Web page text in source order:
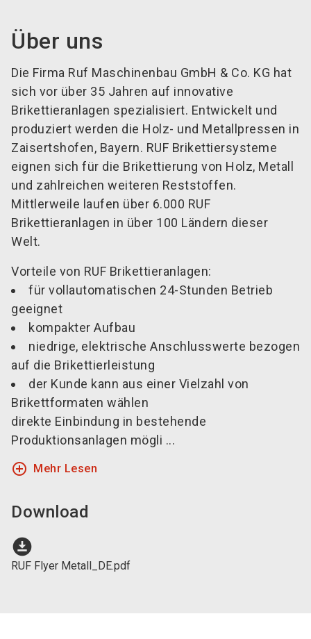
Über uns
Die Firma Ruf Maschinenbau GmbH & Co. KG hat
sich vor über 35 Jahren auf innovative
Brikettieranlagen spezialisiert. Entwickelt und
produziert werden die Holz- und Metallpressen in
Zaisertshofen, Bayern. RUF Brikettiersysteme
eignen sich für die Brikettierung von Holz, Metall
und zahlreichen weiteren Reststoffen.
Mittlerweile laufen über 6.000 RUF
Brikettieranlagen in über 100 Ländern dieser
Welt.
Vorteile von RUF Brikettieranlagen:
für vollautomatischen 24-Stunden Betrieb
geeignet
kompakter Aufbau
niedrige, elektrische Anschlusswerte bezogen
auf die Brikettierleistung
der Kunde kann aus einer Vielzahl von
Brikettformaten wählen
direkte Einbindung in bestehende
Produktionsanlagen mögli ...
add_circle_outline Mehr Lesen
Download
download_for_offline
RUF Flyer Metall_DE.pdf